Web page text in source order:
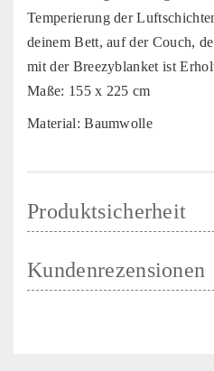
Temperierung der
deinem Bett, auf der Couch,
mit der Breezyblanket ist
Maße: 155 x 225 cm
Material: Baumwolle
Produktsicherheit
Kundenrezensionen